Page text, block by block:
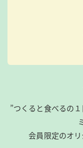
”つくると食べるの
会員限定のオ